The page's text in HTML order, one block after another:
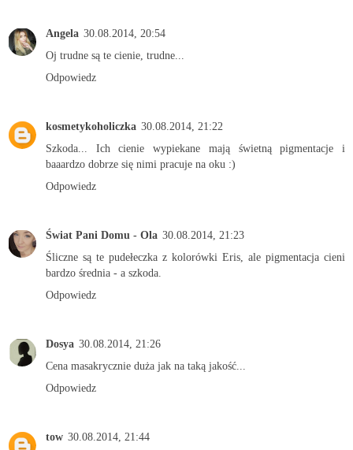
Angela 30.08.2014, 20:54
Oj trudne są te cienie, trudne...
Odpowiedz
kosmetykoholiczka 30.08.2014, 21:22
Szkoda... Ich cienie wypiekane mają świetną pigmentacje i
baaardzo dobrze się nimi pracuje na oku :)
Odpowiedz
Świat Pani Domu - Ola 30.08.2014, 21:23
Śliczne są te pudełeczka z kolorówki Eris, ale pigmentacja cieni
bardzo średnia - a szkoda.
Odpowiedz
Dosya 30.08.2014, 21:26
Cena masakrycznie duża jak na taką jakość...
Odpowiedz
tow 30.08.2014, 21:44